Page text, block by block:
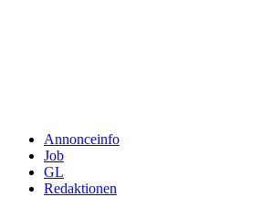
Annonceinfo
Job
GL
Redaktionen